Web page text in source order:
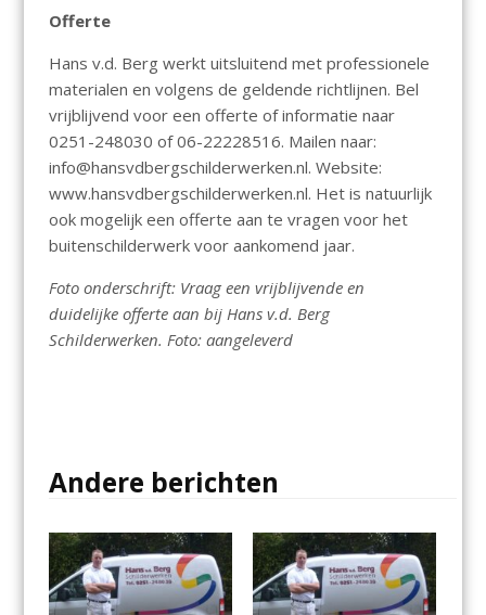
Offerte
Hans v.d. Berg werkt uitsluitend met professionele
materialen en volgens de geldende richtlijnen. Bel
vrijblijvend voor een offerte of informatie naar
0251-248030 of 06-22228516. Mailen naar:
info@hansvdbergschilderwerken.nl. Website:
www.hansvdbergschilderwerken.nl. Het is natuurlijk
ook mogelijk een offerte aan te vragen voor het
buitenschilderwerk voor aankomend jaar.
Foto onderschrift: Vraag een vrijblijvende en
duidelijke offerte aan bij Hans v.d. Berg
Schilderwerken. Foto: aangeleverd
Andere berichten